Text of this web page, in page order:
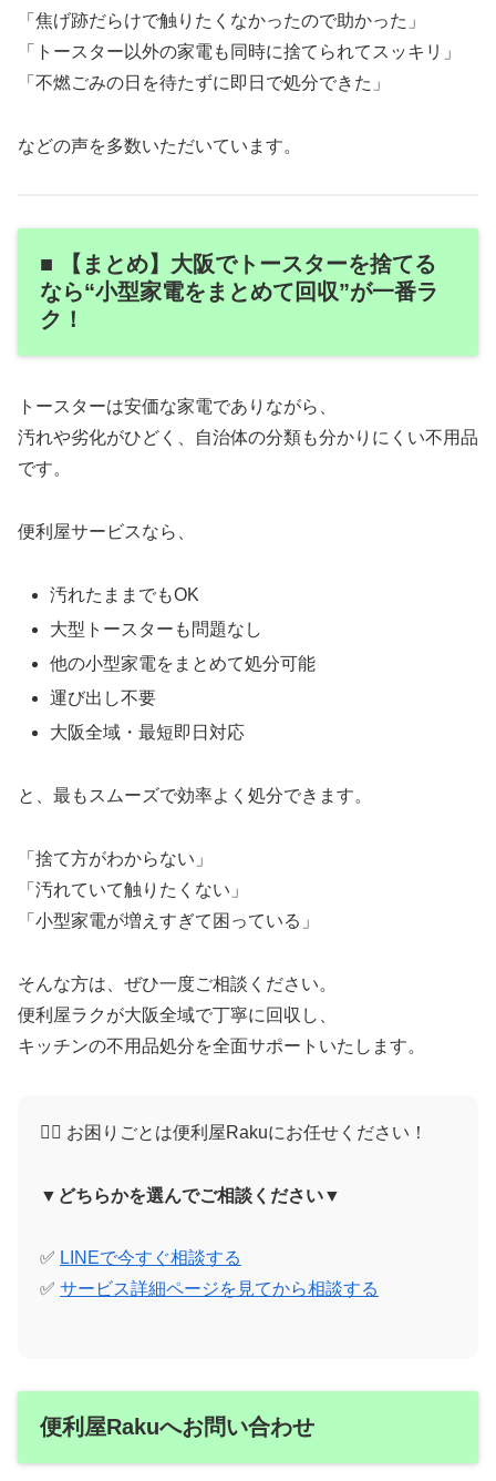
「焦げ跡だらけで触りたくなかったので助かった」
「トースター以外の家電も同時に捨てられてスッキリ」
「不燃ごみの日を待たずに即日で処分できた」
などの声を多数いただいています。
■ 【まとめ】大阪でトースターを捨てる
なら“小型家電をまとめて回収”が一番ラ
ク！
トースターは安価な家電でありながら、
汚れや劣化がひどく、自治体の分類も分かりにくい不用品
です。
便利屋サービスなら、
汚れたままでもOK
大型トースターも問題なし
他の小型家電をまとめて処分可能
運び出し不要
大阪全域・最短即日対応
と、最もスムーズで効率よく処分できます。
「捨て方がわからない」
「汚れていて触りたくない」
「小型家電が増えすぎて困っている」
そんな方は、ぜひ一度ご相談ください。
便利屋ラクが大阪全域で丁寧に回収し、
キッチンの不用品処分を全面サポートいたします。
🙋‍♀️ お困りごとは便利屋Rakuにお任せください！
▼どちらかを選んでご相談ください▼
✅ LINEで今すぐ相談する
✅ サービス詳細ページを見てから相談する
便利屋Rakuへお問い合わせ